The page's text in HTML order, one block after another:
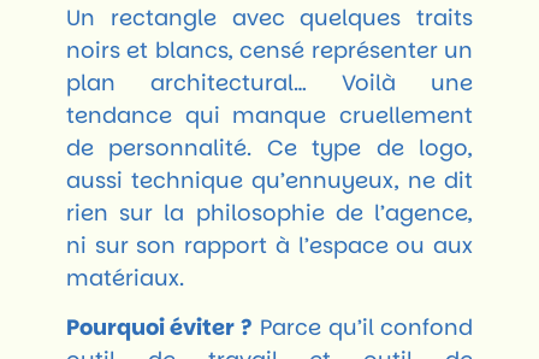
Un rectangle avec quelques traits
noirs et blancs, censé représenter un
plan architectural… Voilà une
tendance qui manque cruellement
de personnalité. Ce type de logo,
aussi technique qu’ennuyeux, ne dit
rien sur la philosophie de l’agence,
ni sur son rapport à l’espace ou aux
matériaux.
Pourquoi éviter ? Parce qu’il confond